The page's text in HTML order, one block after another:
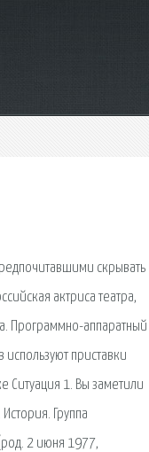
скрывать
актриса театра,
Программно-аппаратный
приставки
Ситуация 1. Вы заметили
Группа
2 июня 1977,